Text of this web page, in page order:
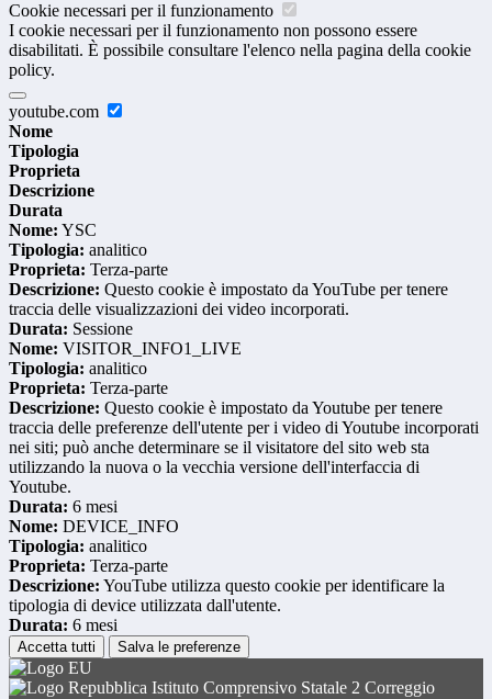
Cookie necessari per il funzionamento
I cookie necessari per il funzionamento non possono essere
disabilitati. È possibile consultare l'elenco nella pagina della cookie
policy.
youtube.com
Nome
Tipologia
Proprieta
Descrizione
Durata
Nome: YSC
Tipologia: analitico
Proprieta: Terza-parte
Descrizione: Questo cookie è impostato da YouTube per tenere
traccia delle visualizzazioni dei video incorporati.
Durata: Sessione
Nome: VISITOR_INFO1_LIVE
Tipologia: analitico
Proprieta: Terza-parte
Descrizione: Questo cookie è impostato da Youtube per tenere
traccia delle preferenze dell'utente per i video di Youtube incorporati
nei siti; può anche determinare se il visitatore del sito web sta
utilizzando la nuova o la vecchia versione dell'interfaccia di
Youtube.
Durata: 6 mesi
Nome: DEVICE_INFO
Tipologia: analitico
Proprieta: Terza-parte
Descrizione: YouTube utilizza questo cookie per identificare la
tipologia di device utilizzata dall'utente.
Durata: 6 mesi
Accetta tutti Salva le preferenze
Istituto Comprensivo Statale 2 Correggio